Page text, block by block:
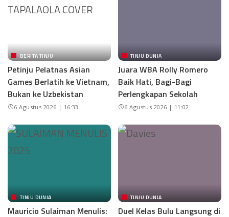
BERITA TINJU
Petinju Pelatnas Asian
Games Berlatih ke Vietnam,
Bukan ke Uzbekistan
6 Agustus 2026 | 16:33
TINJU DUNIA
Juara WBA Rolly Romero
Baik Hati, Bagi-Bagi
Perlengkapan Sekolah
6 Agustus 2026 | 11:02
TINJU DUNIA
Mauricio Sulaiman Menulis:
TINJU DUNIA
Duel Kelas Bulu Langsung di